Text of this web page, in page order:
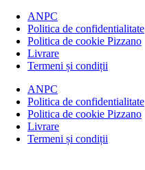
ANPC
Politica de confidentialitate
Politica de cookie Pizzano
Livrare
Termeni și condiții
ANPC
Politica de confidentialitate
Politica de cookie Pizzano
Livrare
Termeni și condiții